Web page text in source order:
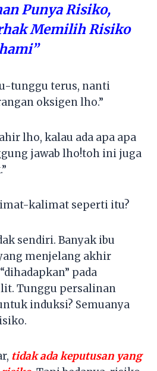
Punya Risiko,
Memilih Risiko
tunggu terus, nanti
oksigen lho.”
lho, kalau ada apa apa
jawab lho!toh ini juga
kalimat seperti itu?
sendiri. Banyak ibu
menjelang akhir
pada
Tunggu persalinan
induksi? Semuanya
tidak ada keputusan yang